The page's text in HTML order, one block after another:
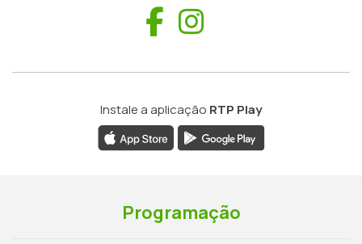
Facebook
Instale a aplicação RTP Play
Programação